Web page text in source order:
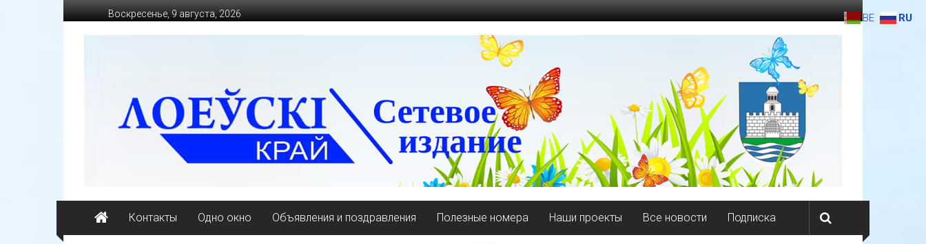
к
содержимому
Воскресенье, 9 августа, 2026
массово-
политическая
Контакты Одно окно Объявления и поздравления Полезные номера Наши проекты Все новости Подписка
BE RU